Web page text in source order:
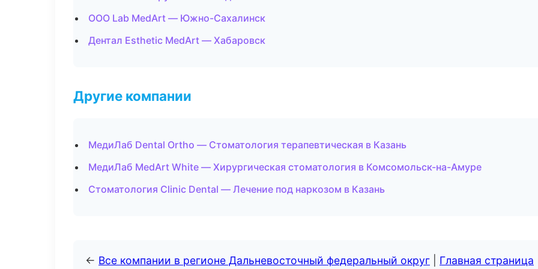
ООО Lab MedArt — Южно-Сахалинск
Дентал Esthetic MedArt — Хабаровск
Другие компании
МедиЛаб Dental Ortho — Стоматология терапевтическая в Казань
МедиЛаб MedArt White — Хирургическая стоматология в Комсомольск-на-Амуре
Стоматология Clinic Dental — Лечение под наркозом в Казань
← Все компании в регионе Дальневосточный федеральный округ Главная страница